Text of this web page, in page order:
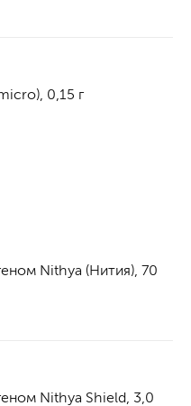
0,15 г
Nithya (Нития), 70
Nithya Shield, 3,0